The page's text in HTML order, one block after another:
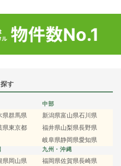
す
県群馬県
県東京都
中部
新潟県富山県石川県
福井県山梨県長野県
岐阜県静岡県愛知県
県岡山県
九州・沖縄
福岡県佐賀県長崎県